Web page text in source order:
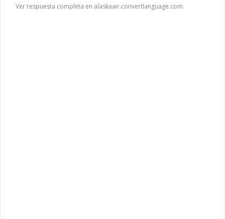
Ver respuesta completa en alaskaair.convertlanguage.com